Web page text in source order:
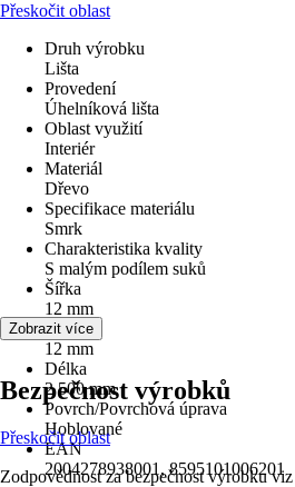
Přeskočit oblast
Druh výrobku
Lišta
Provedení
Úhelníková lišta
Oblast využití
Interiér
Materiál
Dřevo
Specifikace materiálu
Smrk
Charakteristika kvality
S malým podílem suků
Šířka
12 mm
Výška
12 mm
Délka
2 500 mm
Povrch/Povrchová úprava
Hoblované
EAN
2004278938001, 8595101006201
Zobrazit více
Bezpečnost výrobků
Přeskočit oblast
Zodpovědnost za bezpečnost výrobku viz